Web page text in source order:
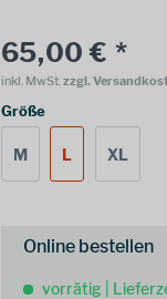
65,00 € *
inkl. MwSt.zzgl.
Größe
M L XL
Online bestellen
vorrätig |